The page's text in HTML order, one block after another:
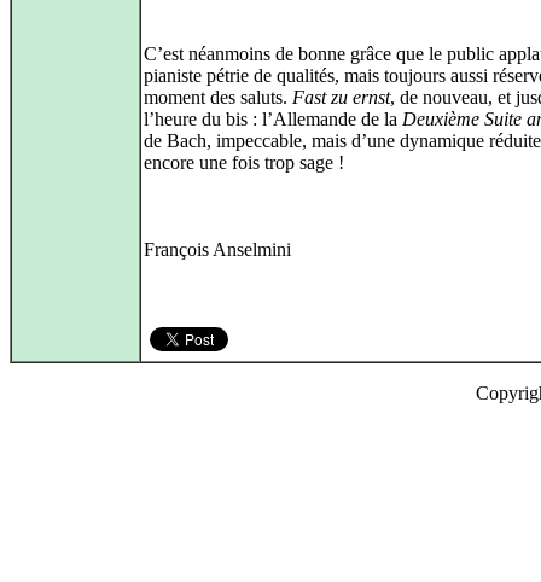
C’est néanmoins de bonne grâce que le public
pianiste pétrie de qualités, mais toujours aussi
moment des saluts. Fast zu ernst, de nouveau, et
l’heure du bis : l’Allemande de la Deuxième Suite
de Bach, impeccable, mais d’une dynamique
encore une fois trop sage !
François Anselmini